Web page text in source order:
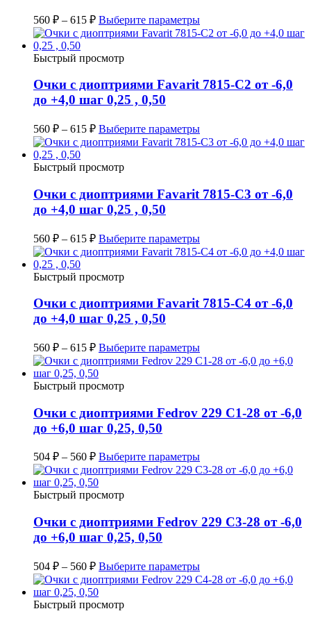
560 ₽ – 615 ₽ Выберите параметры
Быстрый просмотр
Очки с диоптриями Favarit 7815-C2 от -6,0
до +4,0 шаг 0,25 , 0,50
560 ₽ – 615 ₽ Выберите параметры
Быстрый просмотр
Очки с диоптриями Favarit 7815-C3 от -6,0
до +4,0 шаг 0,25 , 0,50
560 ₽ – 615 ₽ Выберите параметры
Быстрый просмотр
Очки с диоптриями Favarit 7815-C4 от -6,0
до +4,0 шаг 0,25 , 0,50
560 ₽ – 615 ₽ Выберите параметры
Быстрый просмотр
Очки с диоптриями Fedrov 229 C1-28 от -6,0
до +6,0 шаг 0,25, 0,50
504 ₽ – 560 ₽ Выберите параметры
Быстрый просмотр
Очки с диоптриями Fedrov 229 C3-28 от -6,0
до +6,0 шаг 0,25, 0,50
504 ₽ – 560 ₽ Выберите параметры
Быстрый просмотр